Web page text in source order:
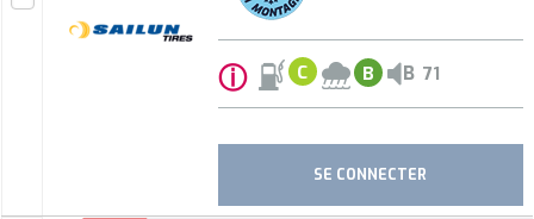
ⓘ C B B 71
SE CONNECTER